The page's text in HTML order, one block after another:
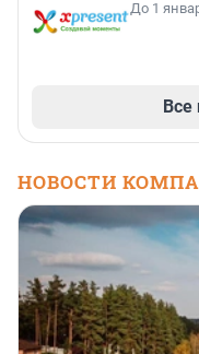
До 1
Все
НОВОСТИ